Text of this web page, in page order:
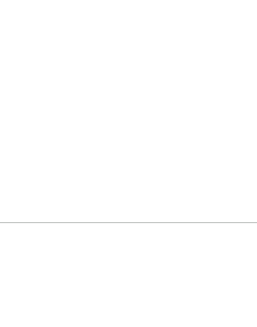
большинства элементов